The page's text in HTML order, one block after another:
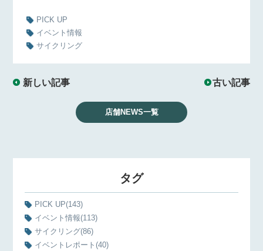
PICK UP
イベント情報
サイクリング
新しい記事 古い記事
店舗NEWS一覧
タグ
PICK UP(143)
イベント情報(113)
サイクリング(86)
イベントレポート(40)